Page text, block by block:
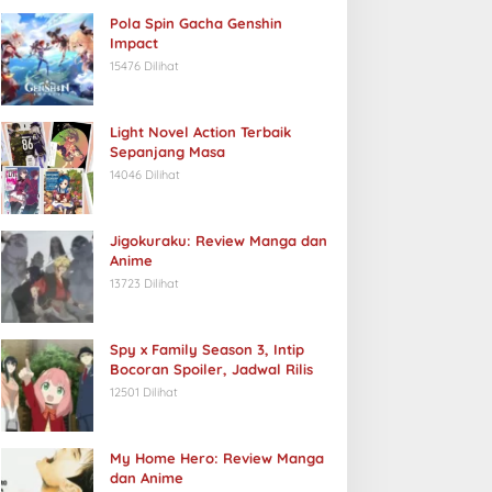
Novel Jepang
Review Light Novel: Tate no
Apa Itu Matsuri,
Festival
Jepang
Pola Spin Gacha Genshin
Impact
15476 Dilihat
Light Novel Action Terbaik
Sepanjang Masa
14046 Dilihat
Jigokuraku: Review Manga dan
Anime
13723 Dilihat
Spy x Family Season 3, Intip
Bocoran Spoiler, Jadwal Rilis
12501 Dilihat
My Home Hero: Review Manga
dan Anime